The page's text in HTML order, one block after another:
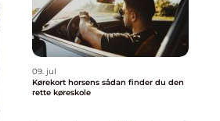
09. jul
Kørekort horsens sådan finder du den
rette køreskole